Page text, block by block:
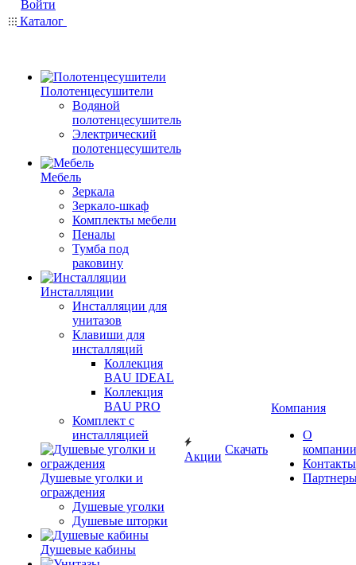
Войти
Каталог
Полотенцесушители
Водяной
полотенцесушитель
Электрический
полотенцесушитель
Мебель
Зеркала
Зеркало-шкаф
Комплекты мебели
Пеналы
Тумба под
раковину
Инсталляции
Инсталляции для
унитазов
Клавиши для
инсталляций
Коллекция
BAU IDEAL
Коллекция
BAU PRO
Комплект с
инсталляцией
Душевые уголки и
ограждения
Душевые уголки
Душевые шторки
Душевые кабины
Акции
Скачать
Компания
О
компании
Контакты